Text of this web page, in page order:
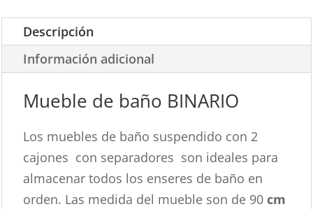
Descripción
Información adicional
Mueble de baño BINARIO
Los muebles de baño suspendido con 2
cajones con separadores son ideales para
almacenar todos los enseres de baño en
orden. Las medida del mueble son de 90 cm